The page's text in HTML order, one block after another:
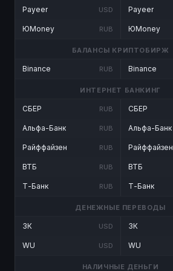
Payeer USD
ЮMoney RUB
Payeer
ЮMoney
БАЛАНСЫ КРИПТОБИРЖ
Binance RUB Binance
ИНТЕРНЕТ БАНКИНГ
СБЕР RUB
Альфа-Банк RUB
Райффайзен RUB
ВТБ RUB
Т-Банк RUB
СБЕР
Альфа-Банк
Райффайзен
ВТБ
Т-Банк
ДЕНЕЖНЫЕ ПЕРЕВОДЫ
ЗК USD
WU USD
ЗК
WU
НАЛИЧНЫЕ ДЕНЬГИ